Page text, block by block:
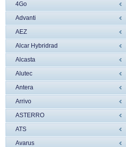
4Go
Advanti
AEZ
Alcar Hybridrad
Alcasta
Alutec
Antera
Arrivo
ASTERRO
ATS
Avarus